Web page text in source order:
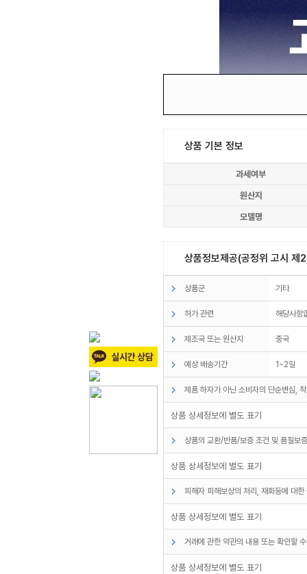
상품 기본 정보
과세여부
원산지
모델명
상품정보제공(공정위 고시
상품군 기타
허가 관련 해당사항
제조국 또는 원산지 중국
예상 배송기간 1~2일
제품 하자가 아닌 소비자의 단순변심,
상품 상세정보에 별도 표기
상품의 교환/반품/보증 조건 및 품질보
상품 상세정보에 별도 표기
피해자 피해보상의 처리, 재화등에 대
상품 상세정보에 별도 표기
거래에 관한 약관의 내용 또는 확인할
상품 상세정보에 별도 표기